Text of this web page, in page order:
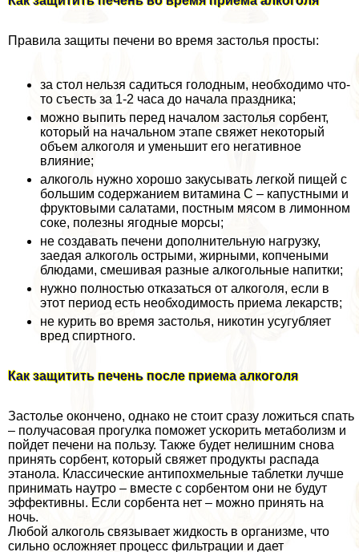
Правила защиты печени во время застолья просты:
за стол нельзя садиться голодным, необходимо что-
то съесть за 1-2 часа до начала праздника;
можно выпить перед началом застолья сорбент,
который на начальном этапе свяжет некоторый
объем алкоголя и уменьшит его негативное
влияние;
алкоголь нужно хорошо закусывать легкой пищей с
большим содержанием витамина С – капустными и
фруктовыми салатами, постным мясом в лимонном
соке, полезны ягодные морсы;
не создавать печени дополнительную нагрузку,
заедая алкоголь острыми, жирными, копчеными
блюдами, смешивая разные алкогольные напитки;
нужно полностью отказаться от алкоголя, если в
этот период есть необходимость приема лекарств;
не курить во время застолья, никотин усугубляет
вред спиртного.
Как защитить печень после приема алкоголя
Застолье окончено, однако не стоит сразу ложиться спать
– получасовая прогулка поможет ускорить метаболизм и
пойдет печени на пользу. Также будет нелишним снова
принять сорбент, который свяжет продукты распада
этанола. Классические антипохмельные таблетки лучше
принимать наутро – вместе с сорбентом они не будут
эффективны. Если сорбента нет – можно принять на
ночь.
Любой алкоголь связывает жидкость в организме, что
сильно осложняет процесс фильтрации и дает